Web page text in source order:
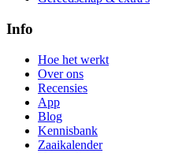
Info
Hoe het werkt
Over ons
Recensies
App
Blog
Kennisbank
Zaaikalender